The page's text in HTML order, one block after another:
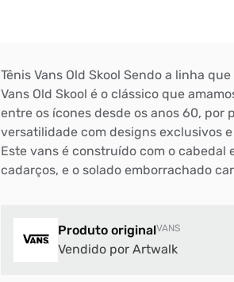
Tênis Vans Old Skool Sendo a linha
Vans Old Skool é o clássico que
entre os ícones desde os anos 60, por
versatilidade com designs exclusivos
Este vans é construído com o cabedal
cadarços, e o solado emborrachado
Produto originalVANS
Vendido por Artwalk